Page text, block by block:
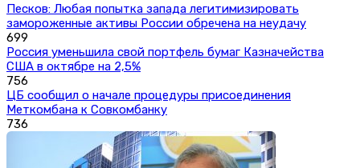
Песков: Любая попытка запада легитимизировать
замороженные активы России обречена на неудачу
699
Россия уменьшила свой портфель бумаг Казначейства
США в октябре на 2,5%
756
ЦБ сообщил о начале процедуры присоединения
Меткомбана к Совкомбанку
736